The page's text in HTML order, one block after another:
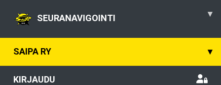
SEURANAVIGOINTI ▾
SAIPA RY ▾
KIRJAUDU